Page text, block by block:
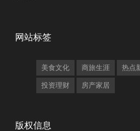
网站标签
美食文化 商旅生涯 热点
投资理财 房产家居
版权信息